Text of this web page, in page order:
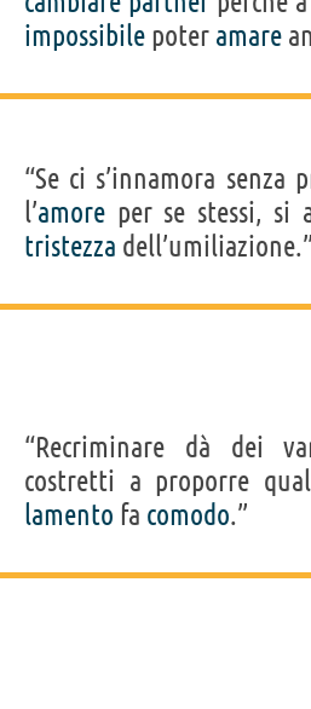
impossibile poter amare
“Se ci s’innamora senza
l’amore per se stessi, si
tristezza dell’umiliazione.”
“Recriminare dà dei
costretti a proporre
lamento fa comodo.”